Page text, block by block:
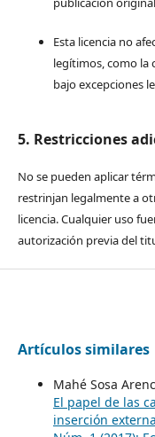
Esta licencia no
legítimos, como la
bajo excepciones
5. Restricciones
No se pueden aplicar
restrinjan legalmente a
licencia. Cualquier uso
autorización previa del
Artículos similares
Mahé Sosa
El papel de las
inserción externa